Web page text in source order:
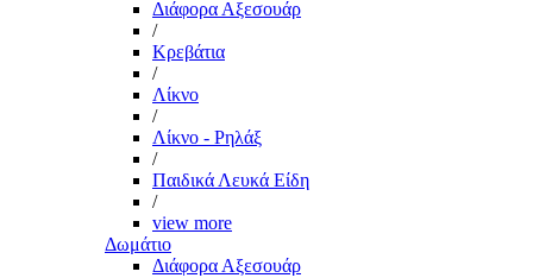
Διάφορα Αξεσουάρ
/
Κρεβάτια
/
Λίκνο
/
Λίκνο - Ρηλάξ
/
Παιδικά Λευκά Είδη
/
view more
Δωμάτιο
Διάφορα Αξεσουάρ